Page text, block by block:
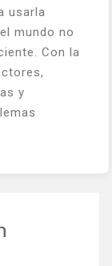
usarla
mundo no
Con la
y